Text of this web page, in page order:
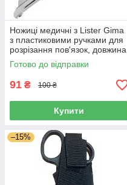
Ножиці медичні з Lister Gima
з пластиковими ручками для
розрізання пов'язок, довжина
19 см, Італія
Готово до відправки
91 ₴ 100 ₴
Купити
–15%